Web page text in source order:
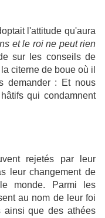
l'attitude qu'aura
et le roi ne peut rien
sur les conseils de
citerne de boue où il
demander : Et nous
qui condamnent
rejetés par leur
leur changement de
monde.
Parmi les
au nom de leur foi
ainsi que des athées